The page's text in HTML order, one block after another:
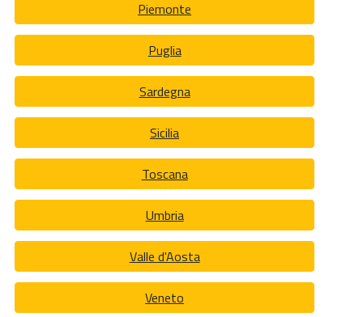
Piemonte
Puglia
Sardegna
Sicilia
Toscana
Umbria
Valle d'Aosta
Veneto